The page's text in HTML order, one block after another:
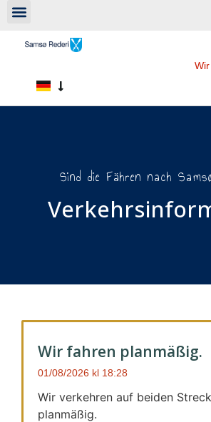
Sind die Fähren nach
Wir fahren planmäßig.
01/08/2026 18:28
Wir verkehren auf beiden
planmäßig.